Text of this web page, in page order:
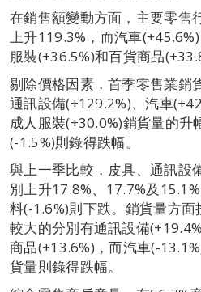
在銷售額變動方面，主要零售
上升119.3%，而汽車
服裝(+36.5%)和百貨商品
剔除價格因素，首季零售業銷
通訊設備(+129.2%)、汽車
成人服裝(+30.0%)銷貨量的升
(-1.5%)則錄得跌幅。
與上一季比較，皮具、通訊設
別上升17.8%、17.7%及
料(-1.6%)則下跌。銷貨量方
較大的分別有通訊設備
商品(+13.6%)，而汽車(-
貨量則錄得跌幅。